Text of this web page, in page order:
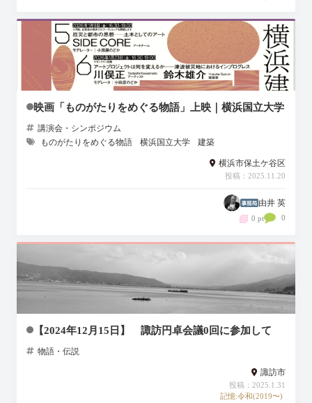
映画「ものがたりをめぐる物語」上映｜横浜国立大学
講演会・シンポジウム
ものがたりをめぐる物語
横浜国立大学 建築
横浜市保土ケ谷区
投稿：2025.11.20
由井 英
0 pt 0
【2024年12月15日】 諏訪円卓会議0回に参加して
物語・伝説
諏訪市
投稿：2025.1.31
記憶:令和(2019〜)